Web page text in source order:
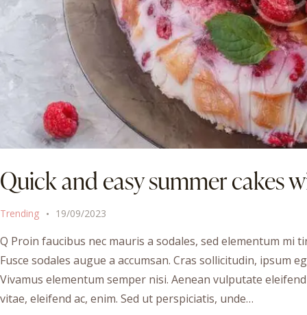
Quick and easy summer cakes
Trending 19/09/2023
Q Proin faucibus nec mauris a sodales, sed elementum mi
Fusce sodales augue a accumsan. Cras sollicitudin, ipsum
Vivamus elementum semper nisi. Aenean vulputate
vitae, eleifend ac, enim. Sed ut perspiciatis, unde…